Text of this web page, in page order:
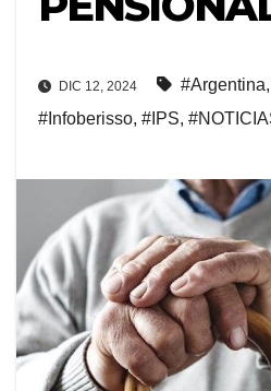
DIC 12, 2024 #Argentina,
#Infoberisso, #IPS,